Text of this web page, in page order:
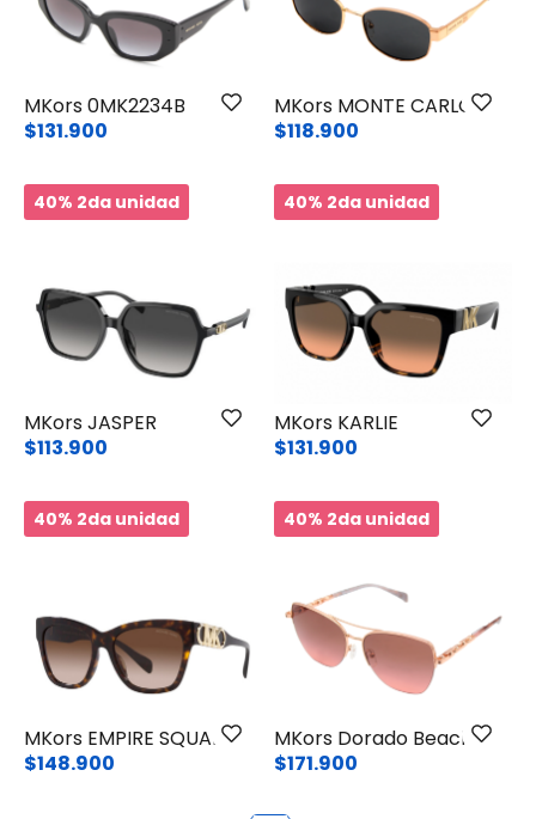
MKors 0MK2234B
$131.900
MKors MONTE CARLO
$118.900
40% 2da unidad
MKors JASPER
$113.900
40% 2da unidad
MKors KARLIE
$131.900
40% 2da unidad
MKors EMPIRE SQUARE
$148.900
40% 2da unidad
MKors Dorado Beach
$171.900